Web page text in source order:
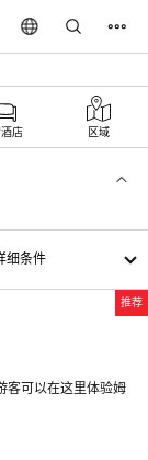
店 区域
细条件
推荐
客可以在这里体验姆